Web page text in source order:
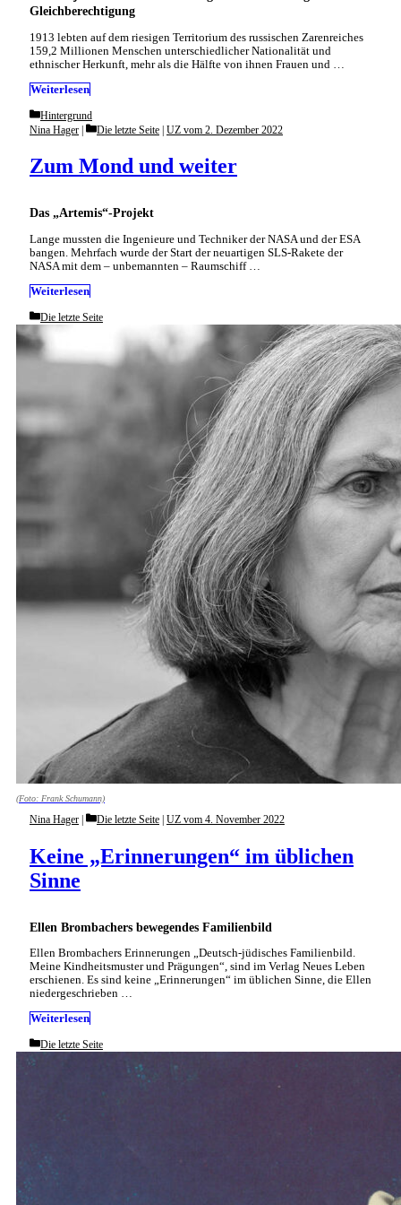
Gleichberechtigung
1913 lebten auf dem riesigen Territorium des russischen Zarenreiches
159,2 Millionen Menschen unterschiedlicher Nationalität und
ethnischer Herkunft, mehr als die Hälfte von ihnen Frauen und …
Weiterlesen
Categories
Hintergrund
Das „Artemis“-Projekt
Zum Mond und weiter
Nina Hager Categories
Die letzte Seite | UZ vom 2. Dezember 2022
Lange mussten die Ingenieure und Techniker der NASA und der ESA
bangen. Mehrfach wurde der Start der neuartigen SLS-Rakete der
NASA mit dem – unbemannten – Raumschiff …
Weiterlesen
Categories
Die letzte Seite
(Foto: Frank Schumann)
Ellen Brombachers bewegendes Familienbild
Keine „Erinnerungen“ im üblichen
Sinne
Nina Hager Categories
Die letzte Seite | UZ vom 4. November 2022
Ellen Brombachers Erinnerungen „Deutsch-jüdisches Familienbild.
Meine Kindheitsmuster und Prägungen“, sind im Verlag Neues Leben
erschienen. Es sind keine „Erinnerungen“ im üblichen Sinne, die Ellen
niedergeschrieben …
Weiterlesen
Categories
Die letzte Seite